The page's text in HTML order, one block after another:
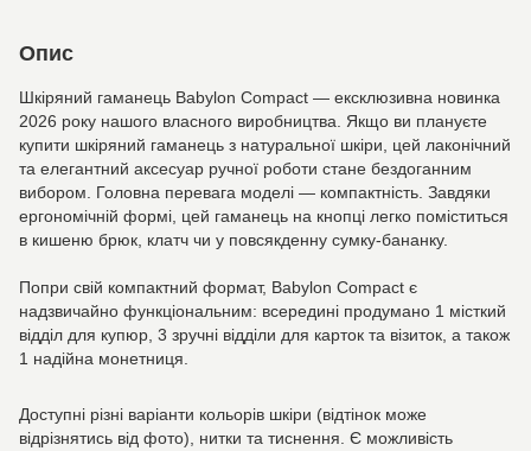
Опис
Шкіряний гаманець Babylon Compact — ексклюзивна новинка
2026 року нашого власного виробництва. Якщо ви плануєте
купити шкіряний гаманець з натуральної шкіри, цей лаконічний
та елегантний аксесуар ручної роботи стане бездоганним
вибором. Головна перевага моделі — компактність. Завдяки
ергономічній формі, цей гаманець на кнопці легко поміститься
в кишеню брюк, клатч чи у повсякденну сумку-бананку.
Попри свій компактний формат, Babylon Compact є
надзвичайно функціональним: всередині продумано 1 місткий
відділ для купюр, 3 зручні відділи для карток та візиток, а також
1 надійна монетниця.
Доступні різні варіанти кольорів шкіри (відтінок може
відрізнятись від фото), нитки та тиснення. Є можливість